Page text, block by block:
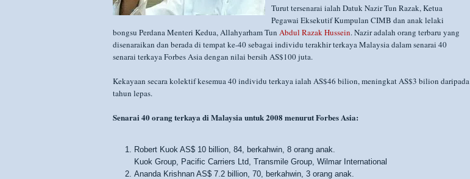
Turut tersenarai ialah Datuk Nazir Tun Razak, Ketua
Pegawai Eksekutif Kumpulan CIMB dan anak lelaki
bongsu Perdana Menteri Kedua, Allahyarham Tun Abdul Razak Hussein. Nazir adalah orang terbaru yang
disenaraikan dan berada di tempat ke-40 sebagai individu terakhir terkaya Malaysia dalam senarai 40
senarai terkaya Forbes Asia dengan nilai bersih AS$100 juta.
Kekayaan secara kolektif kesemua 40 individu terkaya ialah AS$46 bilion, meningkat AS$3 bilion daripada
tahun lepas.
Senarai 40 orang terkaya di Malaysia untuk 2008 menurut Forbes Asia:
Robert Kuok AS$ 10 billion, 84, berkahwin, 8 orang anak.
Kuok Group, Pacific Carriers Ltd, Transmile Group, Wilmar International
Ananda Krishnan AS$ 7.2 billion, 70, berkahwin, 3 orang anak.